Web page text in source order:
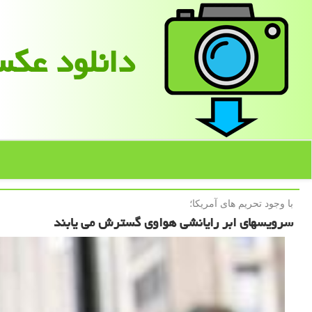
دانلود
با وجود تحریم های آمریكا؛
سرویسهای ابر رایانشی هواوی گسترش می یابند